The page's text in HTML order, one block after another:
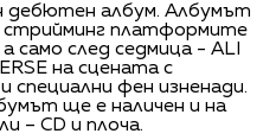
дебютен албум. Албумът
стрийминг платформите
a само след седмица - ALI
на сцената с
специални фен изненади.
ще е наличен и на
– CD и плоча.